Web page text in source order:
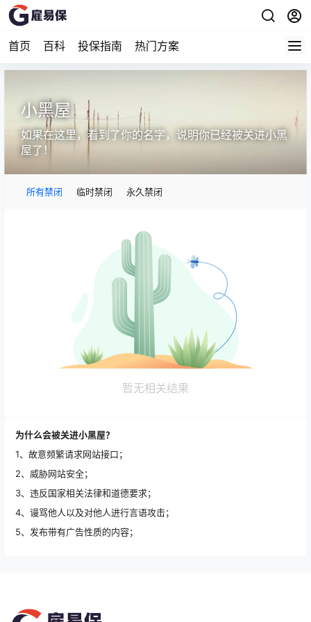
首页 百科 投保指南 热门方案
小黑屋
如果在这里，看到了你的名字，说明你已经被关进小黑
屋了！
所有禁闭 临时禁闭 永久禁闭
暂无相关结果
为什么会被关进小黑屋？
1、故意频繁请求网站接口；
2、威胁网站安全；
3、违反国家相关法律和道德要求；
4、谩骂他人以及对他人进行言语攻击；
5、发布带有广告性质的内容；